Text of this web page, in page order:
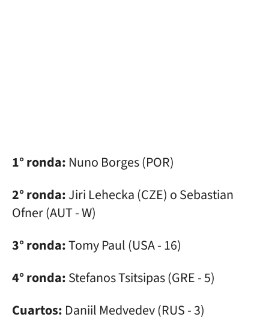
1° ronda: Nuno Borges (POR)
2° ronda:Jiri Lehecka (CZE) o Sebastian
Ofner (AUT - W)
3° ronda:Tomy Paul (USA - 16)
4° ronda:Stefanos Tsitsipas (GRE - 5)
Cuartos: Daniil Medvedev (RUS - 3)